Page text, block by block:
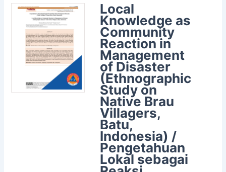
Local
Knowledge as
Community
Reaction in
Management
of Disaster
(Ethnographic
Study on
Native Brau
Villagers,
Batu,
Indonesia) /
Pengetahuan
Lokal sebagai